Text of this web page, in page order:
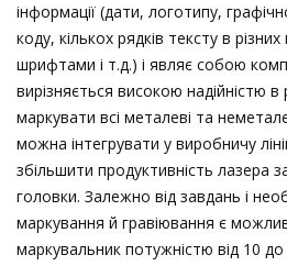
інформації (дати, логотипу,
коду, кількох рядків тексту в
шрифтами і т.д.) і являє собою
вирізняється високою надійністю
маркувати всі металеві та
можна інтегрувати у виробничу
збільшити продуктивність лазера
головки. Залежно від завдань і
маркування й гравіювання є
маркувальник потужністю від 10